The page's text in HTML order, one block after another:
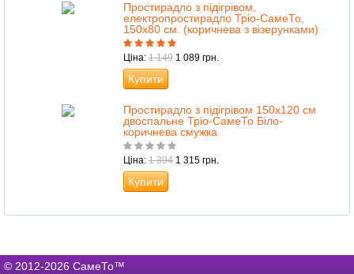
Простирадло з підігрівом,
електропростирадло Тріо-СамеТо,
150х80 см. (коричнева з візерунками)
Ціна: 1 149 1 089 грн.
Купити
Простирадло з підігрівом 150х120 см
двоспальне Тріо-СамеТо Біло-
коричнева смужка
Ціна: 1 394 1 315 грн.
Купити
© 2012-2026 СамеТо™